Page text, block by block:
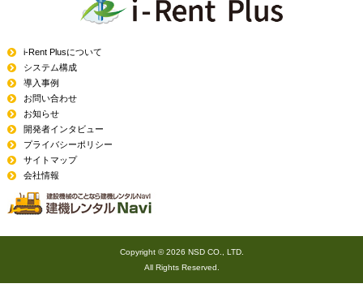
i-Rent Plusについて
システム構成
導入事例
お問い合わせ
お知らせ
開発者インタビュー
プライバシーポリシー
サイトマップ
会社情報
Copyright ©2026 NSD CO., LTD.
All Rights Reserved.